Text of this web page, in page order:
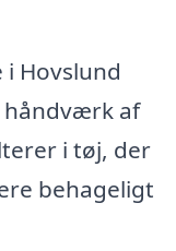
Hovslund
håndværk af
i tøj, der
behageligt